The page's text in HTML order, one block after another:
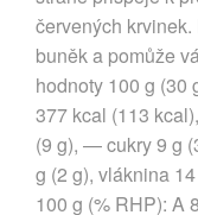
červených
buněk a pomůže
hodnoty 100 g (30
377 kcal (113
(9 g), — cukry 9 g
g (2 g), vláknina
100 g (% RHP): A